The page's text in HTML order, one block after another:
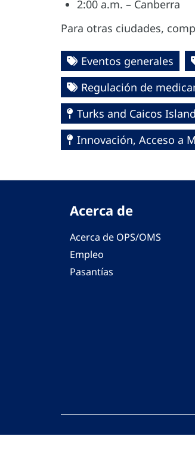
2:00 a.m. – Canberra
Para otras ciudades,
Eventos generales
Regulación de
Turks and Caicos
Innovación, Acceso a
Acerca de
Acerca de OPS/OMS
Empleo
Pasantías